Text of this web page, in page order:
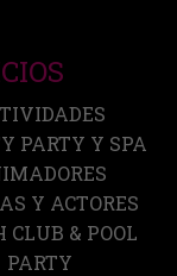
PARTY Y SPA
Y ACTORES
CLUB & POOL
PARTY